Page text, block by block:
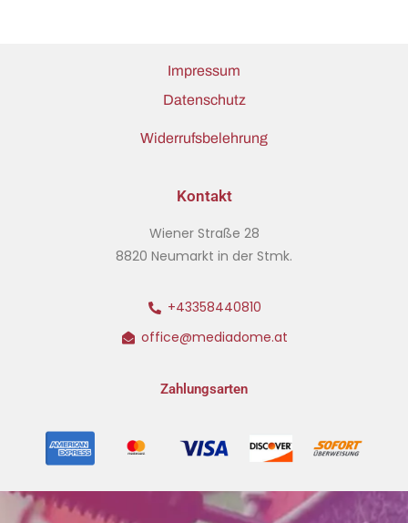
Impressum
Datenschutz
Widerrufsbelehrung
Kontakt
Wiener Straße 28
8820 Neumarkt in der Stmk.
+43358440810
office@mediadome.at
Zahlungsarten